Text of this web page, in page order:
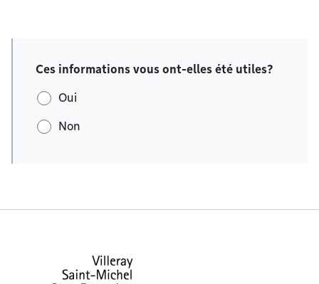
Ces informations vous ont-elles été utiles?
Oui
Non